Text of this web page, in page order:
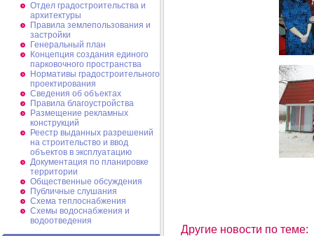
Отдел градостроительства и
архитектуры
Правила землепользования и
застройки
Генеральный план
Концепция создания единого
парковочного пространства
Нормативы градостроительного
проектирования
Сведения об объектах
Правила благоустройства
Размещение рекламных
конструкций
Реестр выданных разрешений
на строительство и ввод
объектов в эксплуатацию
Документация по планировке
территории
Общественные обсуждения
Публичные слушания
Схема теплоснабжения
Схемы водоснабжения и
водоотведения
Другие новости по теме: